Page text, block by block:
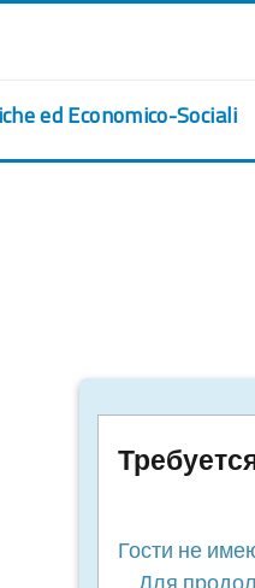
ed Economico-Sociali
Гости не